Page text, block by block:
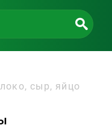
сыр, яйцо